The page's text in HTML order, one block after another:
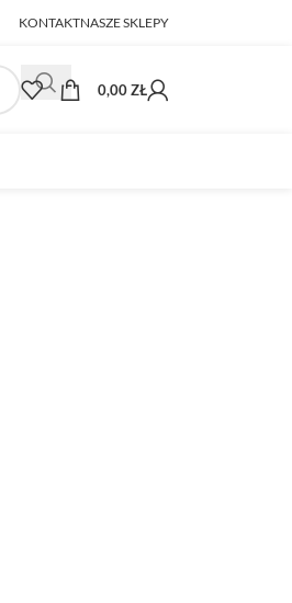
KONTAKTNASZE SKLEPY
0,00ZŁ